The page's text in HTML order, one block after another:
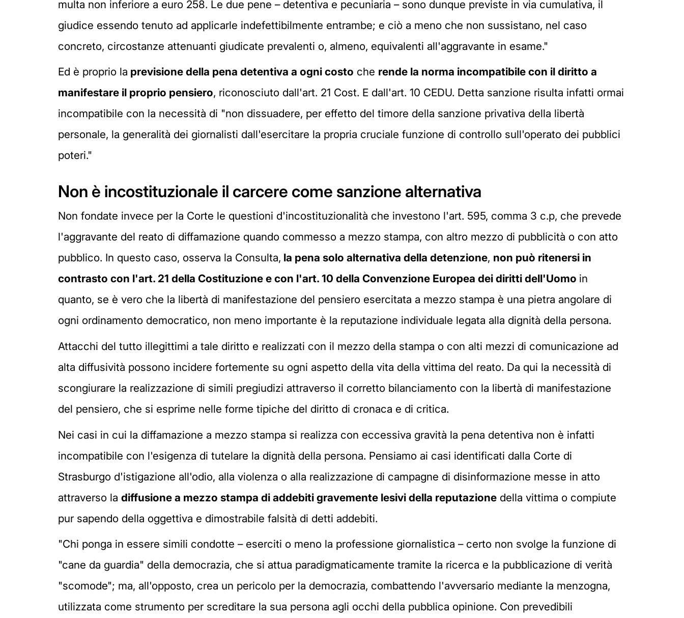
multa non inferiore a euro 258. Le due pene – detentiva e pecuniaria – sono dunque previste in via cumulativa, il
giudice essendo tenuto ad applicarle indefettibilmente entrambe; e ciò a meno che non sussistano, nel caso
concreto, circostanze attenuanti giudicate prevalenti o, almeno, equivalenti all'aggravante in esame."
Ed è proprio la previsione della pena detentiva a ogni costo che rende la norma incompatibile con il diritto a
manifestare il proprio pensiero, riconosciuto dall'art. 21 Cost. E dall'art. 10 CEDU. Detta sanzione risulta infatti ormai
incompatibile con la necessità di "non dissuadere, per effetto del timore della sanzione privativa della libertà
personale, la generalità dei giornalisti dall'esercitare la propria cruciale funzione di controllo sull'operato dei pubblici
poteri."
Non è incostituzionale il carcere come sanzione alternativa
Non fondate invece per la Corte le questioni d'incostituzionalità che investono l'art. 595, comma 3 c.p, che prevede
l'aggravante del reato di diffamazione quando commesso a mezzo stampa, con altro mezzo di pubblicità o con atto
pubblico. In questo caso, osserva la Consulta, la pena solo alternativa della detenzione, non può ritenersi in
contrasto con l'art. 21 della Costituzione e con l'art. 10 della Convenzione Europea dei diritti dell'Uomo in
quanto, se è vero che la libertà di manifestazione del pensiero esercitata a mezzo stampa è una pietra angolare di
ogni ordinamento democratico, non meno importante è la reputazione individuale legata alla dignità della persona.
Attacchi del tutto illegittimi a tale diritto e realizzati con il mezzo della stampa o con alti mezzi di comunicazione ad
alta diffusività possono incidere fortemente su ogni aspetto della vita della vittima del reato. Da qui la necessità di
scongiurare la realizzazione di simili pregiudizi attraverso il corretto bilanciamento con la libertà di manifestazione
del pensiero, che si esprime nelle forme tipiche del diritto di cronaca e di critica.
Nei casi in cui la diffamazione a mezzo stampa si realizza con eccessiva gravità la pena detentiva non è infatti
incompatibile con l'esigenza di tutelare la dignità della persona. Pensiamo ai casi identificati dalla Corte di
Strasburgo d'istigazione all'odio, alla violenza o alla realizzazione di campagne di disinformazione messe in atto
attraverso la diffusione a mezzo stampa di addebiti gravemente lesivi della reputazione della vittima o compiute
pur sapendo della oggettiva e dimostrabile falsità di detti addebiti.
"Chi ponga in essere simili condotte – eserciti o meno la professione giornalistica – certo non svolge la funzione di
"cane da guardia" della democrazia, che si attua paradigmaticamente tramite la ricerca e la pubblicazione di verità
"scomode"; ma, all'opposto, crea un pericolo per la democrazia, combattendo l'avversario mediante la menzogna,
utilizzata come strumento per screditare la sua persona agli occhi della pubblica opinione. Con prevedibili